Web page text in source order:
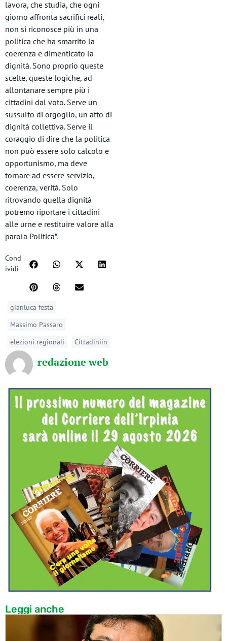
lavora, che studia, che ogni
giorno affronta sacrifici reali,
non si riconosce più in una
politica che ha smarrito la
coerenza e dimenticato la
dignità. Sono proprio queste
scelte, queste logiche, ad
allontanare sempre più i
cittadini dal voto. Serve un
sussulto di orgoglio, un atto di
dignità collettiva. Serve il
coraggio di dire che la politica
non può essere solo calcolo e
opportunismo, ma deve
tornare ad essere servizio,
coerenza, verità. Solo
ritrovando quella dignità
potremo riportare i cittadini
alle urne e restituire valore alla
parola Politica”.
Cond
ividi
gianluca festa
Massimo Passaro
elezioni regionali
Cittadiniin
redazione web
Leggi anche